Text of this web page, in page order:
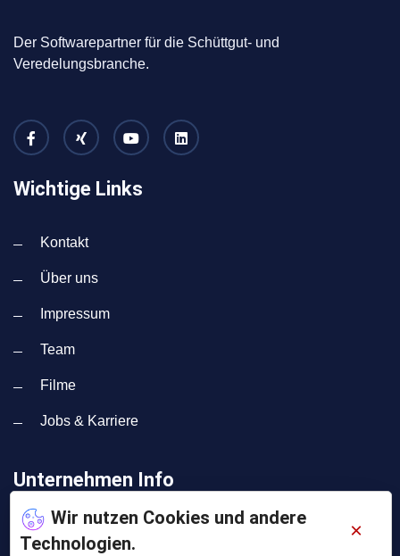
Wir nutzen Cookies und andere
Technologien.
×
Der Softwarepartner für die Schüttgut- und
Veredelungsbranche.
Wichtige Links
Kontakt
Über uns
Impressum
Team
Filme
Jobs & Karriere
Unternehmen Info
Adresse:
Lange Straße 35